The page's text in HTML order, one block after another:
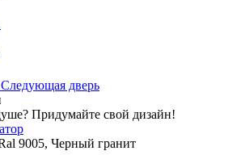
Следующая дверь
Придумайте свой дизайн!
9005, Черный гранит